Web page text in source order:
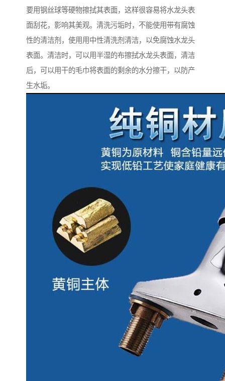
要用钢丝球等硬物擦拭其表面，这样很容易将水龙头表
面刮花，影响其美观。清洗污垢时，不能使用带有腐蚀
性的清洁剂，使用用中性清洗剂清洁，以免腐蚀水龙头
表面。清洁时，可以用半湿的布擦拭水龙头表面，清洁
后，可以用干的毛巾将表面的剩余的水分擦干，以防产
生水垢。